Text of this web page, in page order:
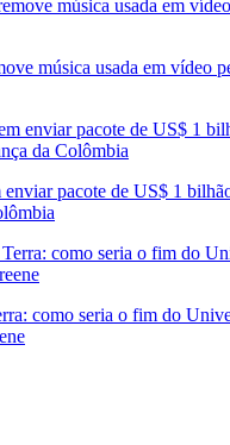
música usada em vídeo
pacote de US$ 1
como seria o fim do